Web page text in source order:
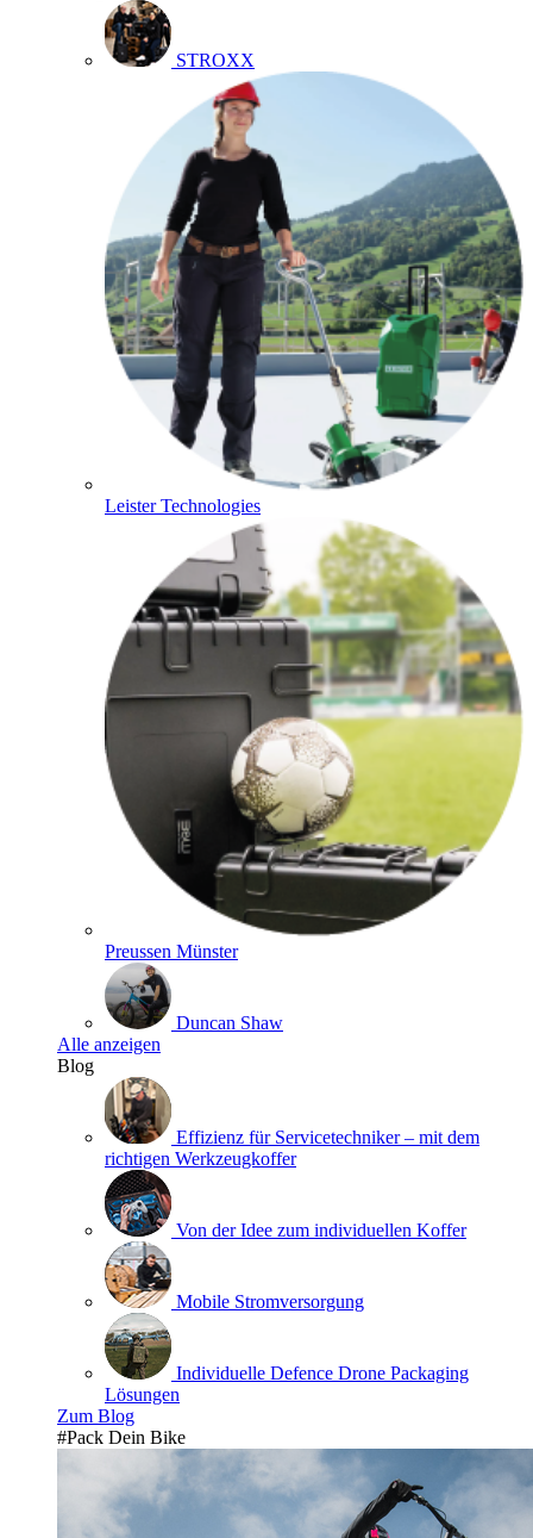
STROXX
Leister Technologies
Preussen Münster
Duncan Shaw
Alle anzeigen
Blog
Effizienz für Servicetechniker – mit dem
richtigen Werkzeugkoffer
Von der Idee zum individuellen Koffer
Mobile Stromversorgung
Individuelle Defence Drone Packaging
Lösungen
Zum Blog
#Pack Dein Bike